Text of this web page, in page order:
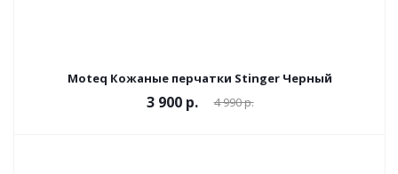
Moteq Кожаные перчатки Stinger Черный
3 900 р. 4 990 р.